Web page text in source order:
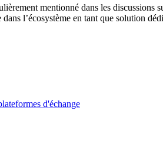
mentionné dans les
l’écosystème en tant que solution
d'échange